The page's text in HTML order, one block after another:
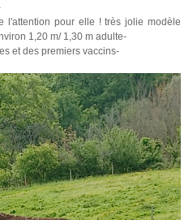
l'attention pour elle ! très jolie modèle
1,20 m/ 1,30 m adulte-
et des premiers vaccins-